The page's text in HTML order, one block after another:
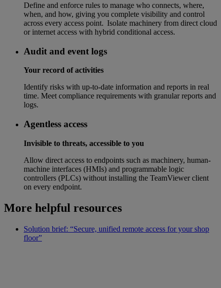
Define and enforce rules to manage who connects, where,
when, and how, giving you complete visibility and control
across every access point. Isolate machinery from direct cloud
or internet access with hybrid conditional access.
Audit and event logs
Your record of activities
Identify risks with up-to-date information and reports in real
time. Meet compliance requirements with granular reports and
logs.
Agentless access
Invisible to threats, accessible to you
Allow direct access to endpoints such as machinery, human-
machine interfaces (HMIs) and programmable logic
controllers (PLCs) without installing the TeamViewer client
on every endpoint.
More helpful resources
Solution brief: “Secure, unified remote access for your shop
floor”